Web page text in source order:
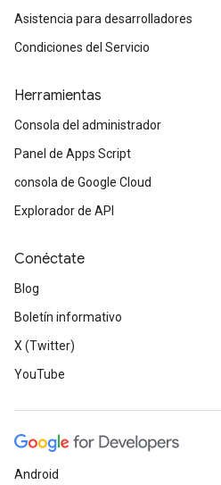
Asistencia para desarrolladores
Condiciones del Servicio
Herramientas
Consola del administrador
Panel de Apps Script
consola de Google Cloud
Explorador de API
Conéctate
Blog
Boletín informativo
X (Twitter)
YouTube
Android